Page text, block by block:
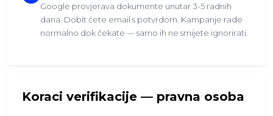
Google provjerava dokumente unutar 3-5 radnih
dana. Dobit ćete email s potvrdom. Kampanje rade
normalno dok čekate — samo ih ne smijete ignorirati.
Koraci verifikacije — pravna osoba